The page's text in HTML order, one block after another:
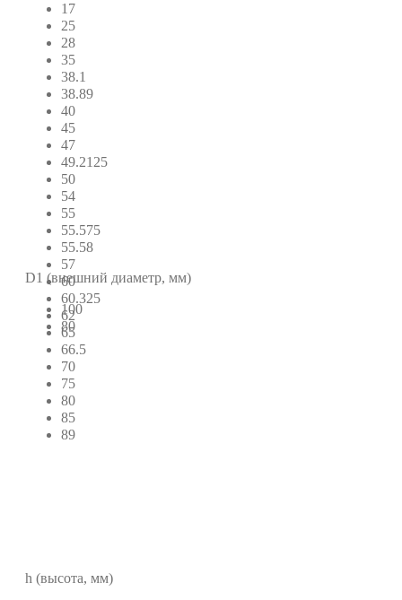
17
25
28
35
38.1
38.89
40
45
47
49.2125
50
54
55
55.575
55.58
57
60
60.325
62
65
66.5
70
75
80
85
89
D1 (внешний диаметр, мм)
100
80
h (высота, мм)